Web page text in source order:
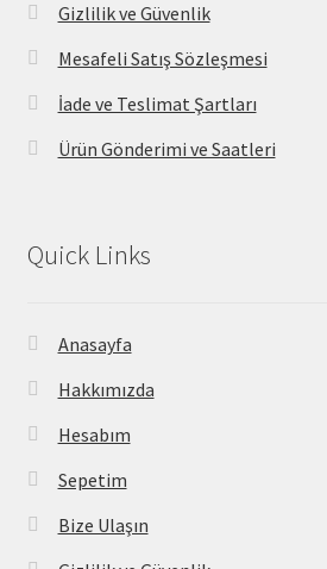
Gizlilik ve Güvenlik
Mesafeli Satış Sözleşmesi
İade ve Teslimat Şartları
Ürün Gönderimi ve Saatleri
Quick Links
Anasayfa
Hakkımızda
Hesabım
Sepetim
Bize Ulaşın